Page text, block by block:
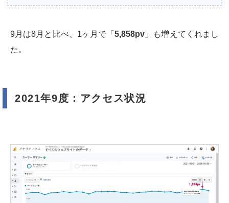
9月は8月と比べ、1ヶ月で「5,858pv 」も増えてくれまし
た。
2021年9度：アクセス状況